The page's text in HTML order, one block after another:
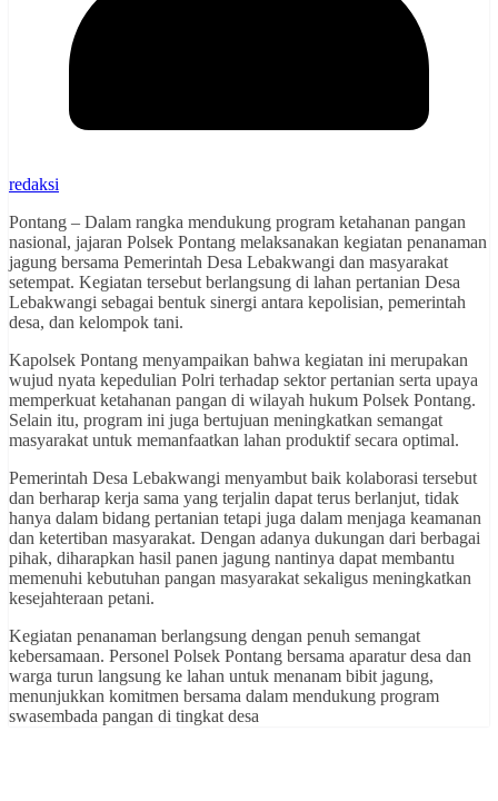
redaksi
Pontang – Dalam rangka mendukung program ketahanan pangan
nasional, jajaran Polsek Pontang melaksanakan kegiatan penanaman
jagung bersama Pemerintah Desa Lebakwangi dan masyarakat
setempat. Kegiatan tersebut berlangsung di lahan pertanian Desa
Lebakwangi sebagai bentuk sinergi antara kepolisian, pemerintah
desa, dan kelompok tani.
Kapolsek Pontang menyampaikan bahwa kegiatan ini merupakan
wujud nyata kepedulian Polri terhadap sektor pertanian serta upaya
memperkuat ketahanan pangan di wilayah hukum Polsek Pontang.
Selain itu, program ini juga bertujuan meningkatkan semangat
masyarakat untuk memanfaatkan lahan produktif secara optimal.
Pemerintah Desa Lebakwangi menyambut baik kolaborasi tersebut
dan berharap kerja sama yang terjalin dapat terus berlanjut, tidak
hanya dalam bidang pertanian tetapi juga dalam menjaga keamanan
dan ketertiban masyarakat. Dengan adanya dukungan dari berbagai
pihak, diharapkan hasil panen jagung nantinya dapat membantu
memenuhi kebutuhan pangan masyarakat sekaligus meningkatkan
kesejahteraan petani.
Kegiatan penanaman berlangsung dengan penuh semangat
kebersamaan. Personel Polsek Pontang bersama aparatur desa dan
warga turun langsung ke lahan untuk menanam bibit jagung,
menunjukkan komitmen bersama dalam mendukung program
swasembada pangan di tingkat desa